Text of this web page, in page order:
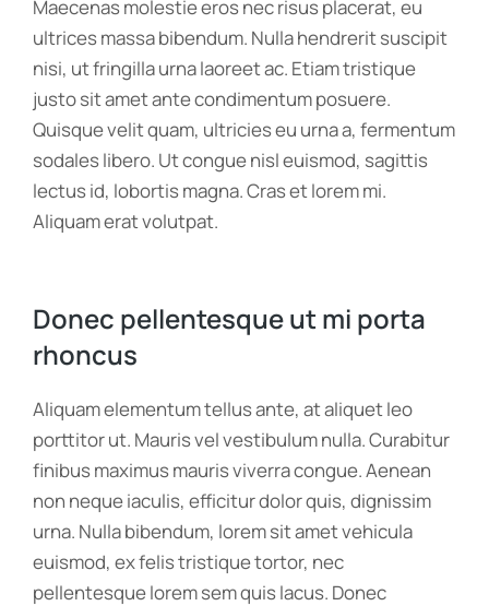
Maecenas molestie eros nec risus placerat, eu
ultrices massa bibendum. Nulla hendrerit suscipit
nisi, ut fringilla urna laoreet ac. Etiam tristique
justo sit amet ante condimentum posuere.
Quisque velit quam, ultricies eu urna a, fermentum
sodales libero. Ut congue nisl euismod, sagittis
lectus id, lobortis magna. Cras et lorem mi.
Aliquam erat volutpat.
Donec pellentesque ut mi porta
rhoncus
Aliquam elementum tellus ante, at aliquet leo
porttitor ut. Mauris vel vestibulum nulla. Curabitur
finibus maximus mauris viverra congue. Aenean
non neque iaculis, efficitur dolor quis, dignissim
urna. Nulla bibendum, lorem sit amet vehicula
euismod, ex felis tristique tortor, nec
pellentesque lorem sem quis lacus. Donec